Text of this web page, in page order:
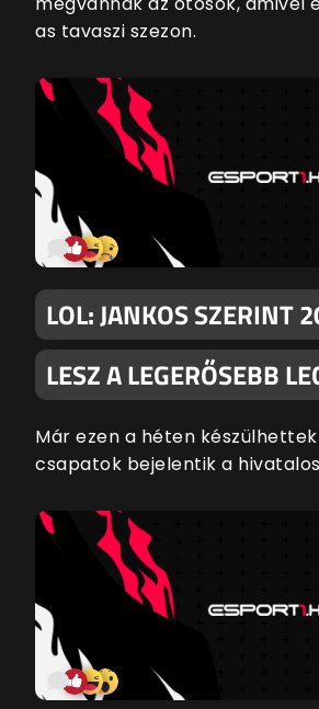
as tavaszi szezon.
LOL: JANKOS SZERINT
LESZ A LEGERŐSEBB
Már ezen a héten
csapatok bejelentik a